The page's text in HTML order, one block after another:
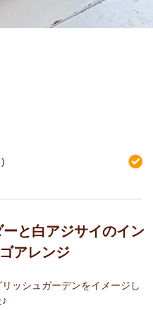
と白アジサイのイン
アレンジ
ッシュガーデンをイメージし